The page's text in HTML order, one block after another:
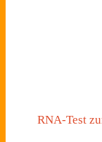
RNA-Test